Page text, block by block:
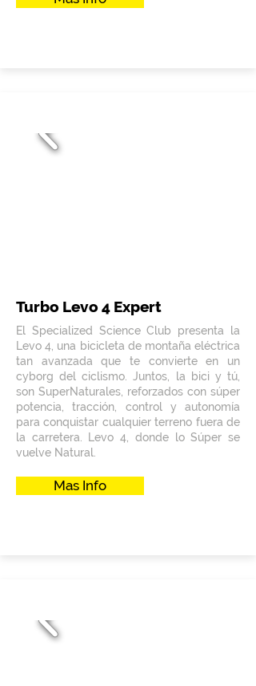
Turbo Levo 4 Expert
El Specialized Science Club presenta la
Levo 4, una bicicleta de montaña eléctrica
tan avanzada que te convierte en un
cyborg del ciclismo. Juntos, la bici y tú,
son SuperNaturales, reforzados con súper
potencia, tracción, control y autonomía
para conquistar cualquier terreno fuera de
la carretera. Levo 4, donde lo Súper se
vuelve Natural.
Mas Info